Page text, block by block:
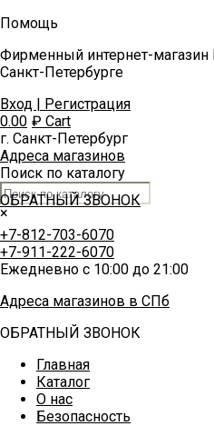
Помощь
Фирменный интернет-магазин
Санкт-Петербурге
Вход | Регистрация
0.00 ₽ Cart
г. Санкт-Петербург
Адреса магазинов
Поиск по каталогу
×
ОБРАТНЫЙ ЗВОНОК
+7-812-703-6070
+7-911-222-6070
Ежедневно с 10:00 до 21:00
Адреса магазинов в СПб
ОБРАТНЫЙ ЗВОНОК
Главная
Каталог
О нас
Безопасность